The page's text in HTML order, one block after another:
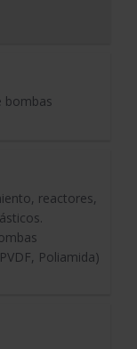
bombas
reactores,
Poliamida)